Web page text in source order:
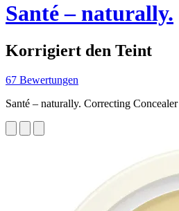
Santé – naturally.
Korrigiert den Teint
67 Bewertungen
Santé – naturally. Correcting Concealer